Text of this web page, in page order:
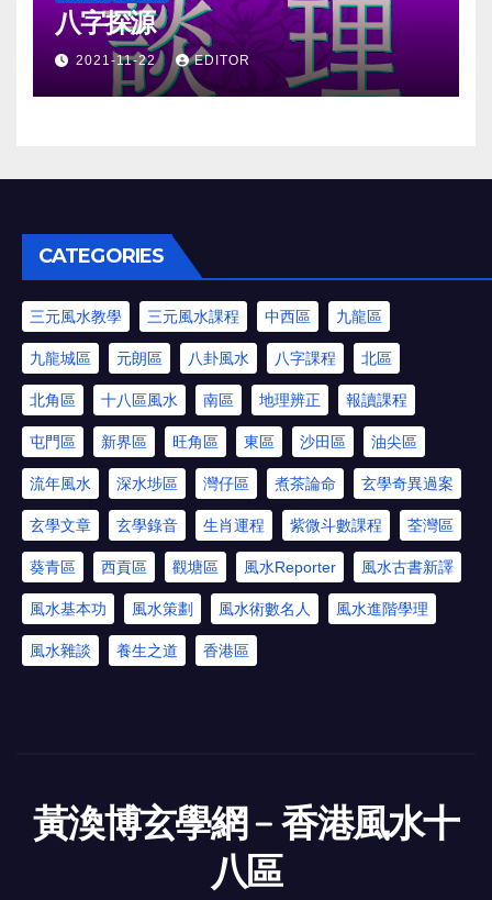
八字探源
2021-11-22 EDITOR
CATEGORIES
三元風水教學 三元風水課程 中西區 九龍區
九龍城區 元朗區 八卦風水 八字課程 北區
北角區 十八區風水 南區 地理辨正 報讀課程
屯門區 新界區 旺角區 東區 沙田區 油尖區
流年風水 深水埗區 灣仔區 煮茶論命 玄學奇異過案
玄學文章 玄學錄音 生肖運程 紫微斗數課程 荃灣區
葵青區 西貢區 觀塘區 風水Reporter 風水古書新譯
風水基本功 風水策劃 風水術數名人 風水進階學理
風水雜談 養生之道 香港區
黃渙博玄學網﹣香港風水十
八區